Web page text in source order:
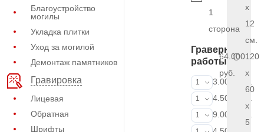
Благоустройство
могилы
Укладка плитки
Уход за могилой
Демонтаж памятников
Гравировка
Лицевая
Обратная
Шрифты
1
сторона
Граверные
работы
ФИО и даты
1
3.000 руб.
ФИО и даты
1
4.500 руб.
ФИО и даты
1
9.000 руб.
x
12
см.
64.000
руб.
120
x
60
x
5